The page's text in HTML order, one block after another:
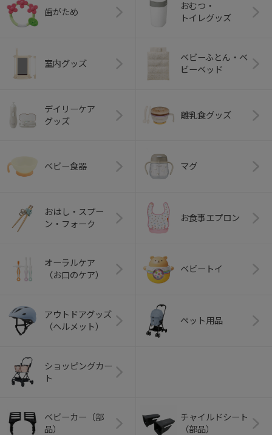
歯がため
おむつ・
トイレグッズ
室内グッズ
ベビーふとん・ベ
ビーベッド
デイリーケア
グッズ
離乳食グッズ
ベビー食器 マグ
おはし・スプー
ン・フォーク
お食事エプロン
オーラルケア
（お口のケア）
ベビートイ
アウトドアグッズ
（ヘルメット）
ペット用品
ショッピングカー
ト
ベビーカー（部
品）
チャイルドシート
（部品）